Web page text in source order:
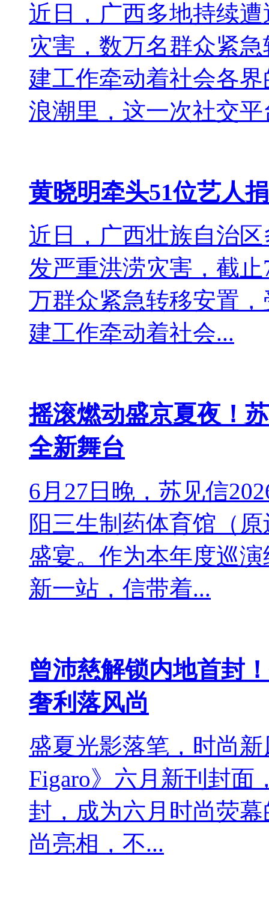
近日，广西多地持续
灾害，数万名群众紧
建工作牵动着社会各
浪潮里，这一次社交平
黄晓明牵头51位艺人
近日，广西壮族自治
发严重洪涝灾害，截
万群众紧急转移安置
建工作牵动着社会...
摇滚燃动盛京夏夜！
全新舞台
6月27日晚，苏见信
阳三生制药体育馆（
盛宴。作为本年度巡
新一站，信带着...
曾沛慈解锁内地首封
奢利落风尚
盛夏光影落笔，时尚
Figaro》六月新刊封面
封，成为六月时尚荧
尚亮相，不...